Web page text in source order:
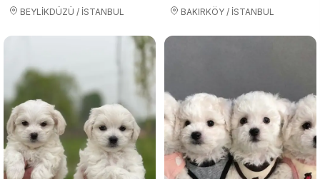
BEYLİKDÜZÜ / İSTANBUL BAKIRKÖY / İSTANBUL